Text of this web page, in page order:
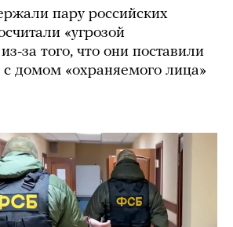
пару российских
«угрозой
за того, что они поставили
домом «охраняемого лица»